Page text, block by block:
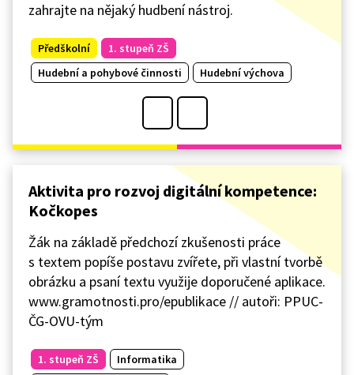
zahrajte na nějaký hudbení nástroj.
Předškolní
1. stupeň ZŠ
Hudební a pohybové činnosti
Hudební výchova
Aktivita pro rozvoj digitální kompetence:
Kočkopes
Žák na základě předchozí zkušenosti práce
s textem popíše postavu zvířete, při vlastní tvorbě
obrázku a psaní textu využije doporučené aplikace.
www.gramotnosti.pro/epublikace // autoři: PPUC-
ČG-OVU-tým
1. stupeň ZŠ
Informatika